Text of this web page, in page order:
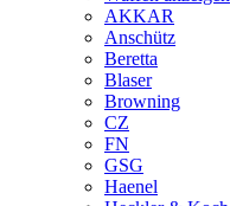
AKKAR
Anschütz
Beretta
Blaser
Browning
CZ
FN
GSG
Haenel